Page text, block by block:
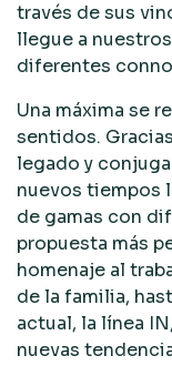
través de sus
llegue a
diferentes
Una máxima se
sentidos.
legado y
nuevos tiempos
de gamas con
propuesta más
homenaje al
de la familia,
actual, la línea
nuevas